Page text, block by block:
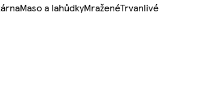
Maso a lahůdkyMraženéTrvanlivé